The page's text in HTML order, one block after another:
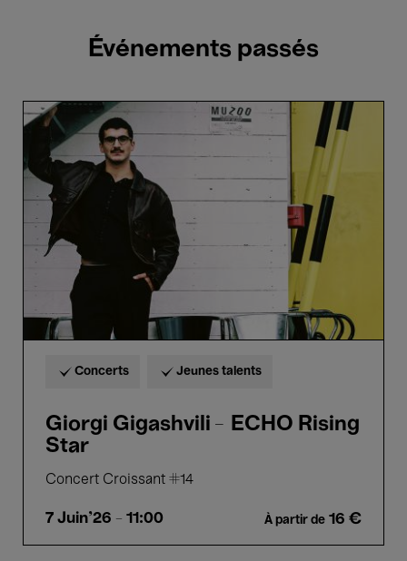
Événements passés
Giorgi
Gigashvili
ECHO
Rising
Star
Concerts Jeunes talents
Giorgi Gigashvili – ECHO Rising
Star
Concert Croissant #14
7 Juin'26 - 11:00 À partir de 16 €